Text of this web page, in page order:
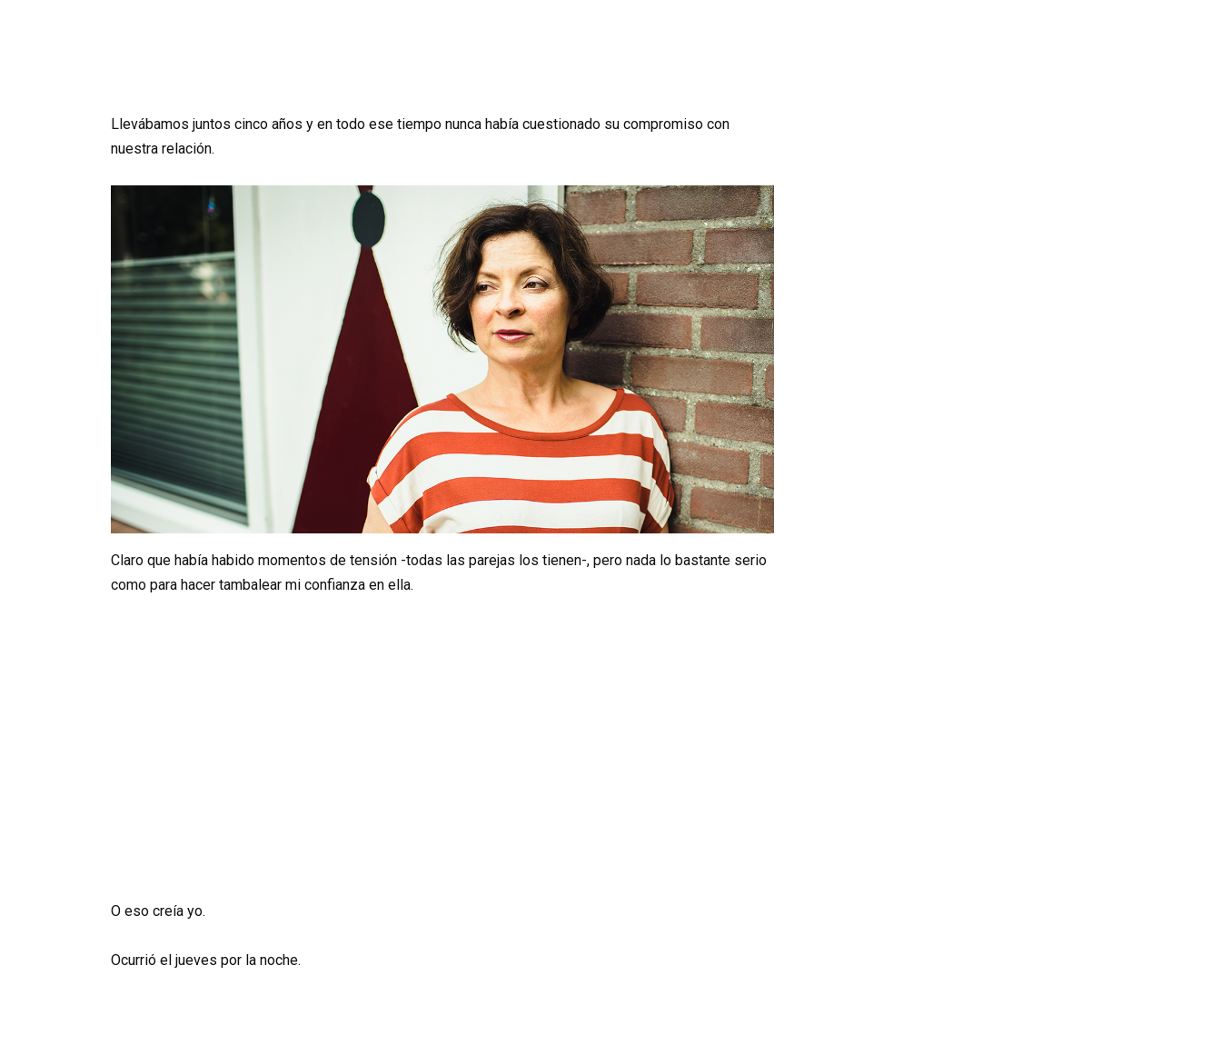
Llevábamos juntos cinco años y en todo ese tiempo nunca había cuestionado su compromiso con
nuestra relación.
Claro que había habido momentos de tensión -todas las parejas los tienen-, pero nada lo bastante serio
como para hacer tambalear mi confianza en ella.
O eso creía yo.
Ocurrió el jueves por la noche.